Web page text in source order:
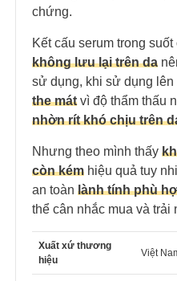
chứng.
Kết cấu serum trong suốt
không lưu lại trên da
sử dụng, khi sử dụng lên
the mát vì độ thẩm thấu
nhờn rít khó chịu trên
Nhưng theo mình thấy
còn kém hiệu quả tuy
an toàn lành tính phù
thể cân nhắc mua và trải
Xuất xứ thương
hiệu
Việt